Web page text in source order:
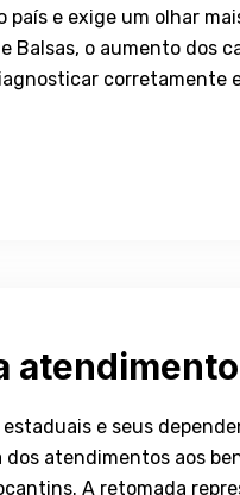
e exige um olhar
Balsas, o aumento dos
corretamente
e seus
atendimentos aos
A retomada